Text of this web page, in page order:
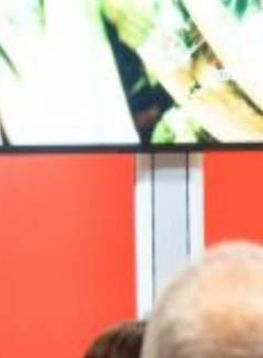
són el cor d’EROSKI,